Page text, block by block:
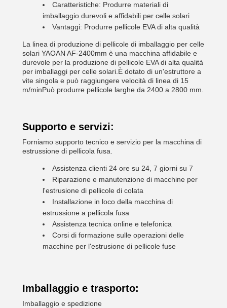
Caratteristiche: Produrre materiali di
imballaggio durevoli e affidabili per celle solari
Vantaggi: Produrre pellicole EVA di alta qualità
La linea di produzione di pellicole di imballaggio per celle
solari YAOAN AF-2400mm è una macchina affidabile e
durevole per la produzione di pellicole EVA di alta qualità
per imballaggi per celle solari.È dotato di un'estruttore a
vite singola e può raggiungere velocità di linea di 15
m/minPuò produrre pellicole larghe da 2400 a 2800 mm.
Supporto e servizi:
Forniamo supporto tecnico e servizio per la macchina di
estrussione di pellicola fusa.
Assistenza clienti 24 ore su 24, 7 giorni su 7
Riparazione e manutenzione di macchine per
l'estrusione di pellicole di colata
Installazione in loco della macchina di
estrussione a pellicola fusa
Assistenza tecnica online e telefonica
Corsi di formazione sulle operazioni delle
macchine per l'estrusione di pellicole fuse
Imballaggio e trasporto:
Imballaggio e spedizione